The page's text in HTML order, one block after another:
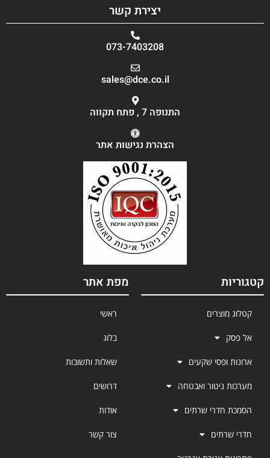
יצירת קשר
073-7403208
sales@dce.co.il
התנופה 7 , פתח תקווה
הצהרת נגישות אתר
קטגוריות
קטלוג מוצרים
אל פסק
ארונות ופסי שקעים
מערכות ניטור ואבטחה
הסמכת חדרי שרתים
חדרי שרתים
מפת אתר
ראשי
בלוג
שאלות ותשובות
דרושים
אודות
צור קשר